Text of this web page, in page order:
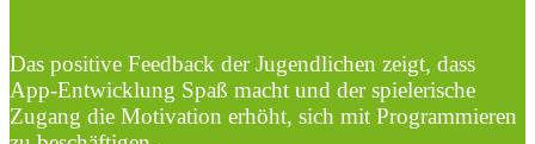
Das positive Feedback der Jugendlichen zeigt, dass
App-Entwicklung Spaß macht und der spielerische
Zugang die Motivation erhöht, sich mit Programmieren